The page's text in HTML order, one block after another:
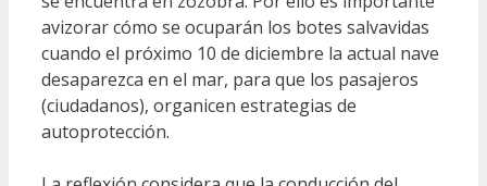
avizorar cómo se ocuparán los botes salvavidas
cuando el próximo 10 de diciembre la actual nave
desaparezca en el mar, para que los pasajeros
(ciudadanos), organicen estrategias de
autoprotección.